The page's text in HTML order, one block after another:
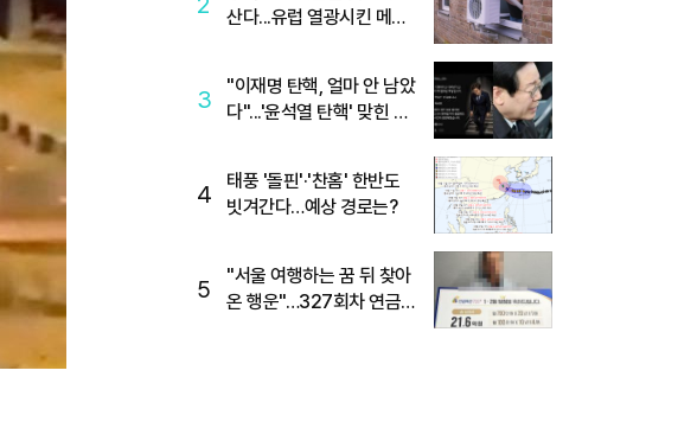
확
대
산다...유럽 열광시킨 메이
3
"이재명 탄핵, 얼마 안 남았
다"...'윤석열 탄핵' 맞힌 무
4
태풍 '돌핀'·'찬홈' 한반도
빗겨간다…예상 경로는?
5
"서울 여행하는 꿈 뒤 찾아
온 행운"…327회차 연금